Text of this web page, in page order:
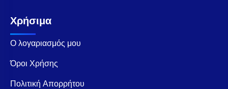
Χρήσιμα
Ο λογαριασμός μου
Όροι Χρήσης
Πολιτική Απορρήτου